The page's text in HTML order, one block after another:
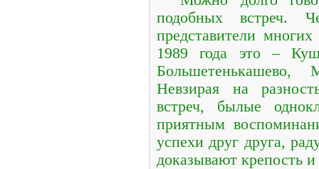
подобных встреч.
представители
1989 года это –
Большетенькашево,
Невзирая на
встреч, былые
приятным
успехи друг друга,
доказывают крепость